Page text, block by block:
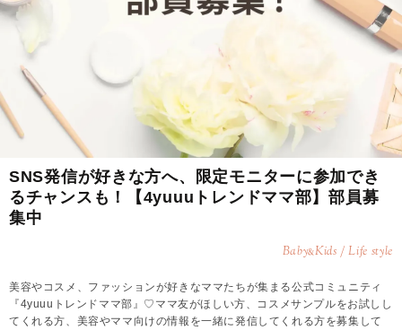
SNS発信が好きな方へ、限定モニターに参加でき
るチャンスも！【4yuuuトレンドママ部】部員募
集中
Baby&Kids / Life style
美容やコスメ、ファッションが好きなママたちが集まる公式コミュニティ
『4yuuuトレンドママ部』♡ママ友がほしい方、コスメサンプルをお試しし
てくれる方、美容やママ向けの情報を一緒に発信してくれる方を募集して